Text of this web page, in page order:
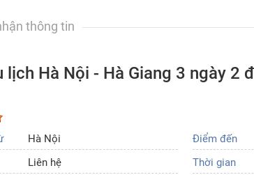
thông tin
lịch Hà Nội - Hà Giang 3 ngày 2
Hà Nội Điểm đến
Liên hệ Thời gian